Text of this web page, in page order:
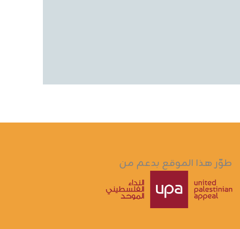
طوّر هذا الموقع بدعم من